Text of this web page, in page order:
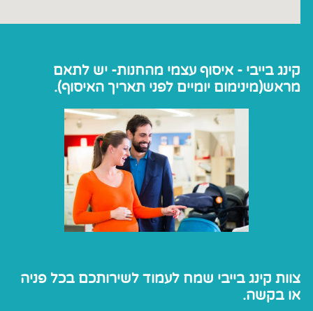
קינג בייבי - איסוף עצמי מהחנות- יש לתאם
מראש(מינימום יומיים לפני תאריך האיסוף).
צוות קינג בייבי שמח לעמוד לשירותכם בכל פניה
או בקשה.